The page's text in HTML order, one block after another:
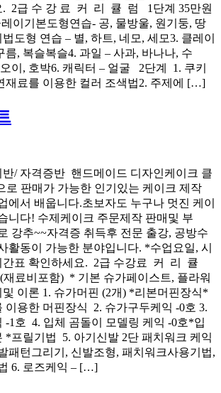
. 2급 수 강 료 커 리 큘 럼 1단계 35만원
이기본도형연습- 공, 물방울, 원기둥, 땅
도형 연습 – 별, 하트, 네모, 세모3. 클레이
름, 복슬복슬4. 과일 – 사과, 바나나, 수
이, 호박6. 캐릭터 – 얼굴 2단계 1. 쿠키
재료를 이용한 컬러 조색법2. 주제에 […]
/ 자격증반 핸드메이드 디자인케이크 클
로 판매가 가능한 인기있는 케이크 제작
에서 배웁니다.초보자도 누구나 멋진 케이
니다! 수제케이크 주문제작 판매및 부
강추~~자격증 취득후 전문 출강, 공방수
활동이 가능한 분야입니다. *수업요일, 시
간표 확인하세요. 2급 수강료 커 리 큘
료비포함) * 기본 슈가페이스트, 플라워
이론 1. 슈가머핀 (2개) *리본머핀장식*
이용한 머핀장식 2. 슈가구두케익 -0호 3.
-1호 4. 입체 곰돌이 모델링 케익 -0호*입
*프릴기법 5. 아기신발 2단 패치워크 케익
패턴그리기, 신발조형, 패치워크사용기법,
6. 로즈케익 – […]